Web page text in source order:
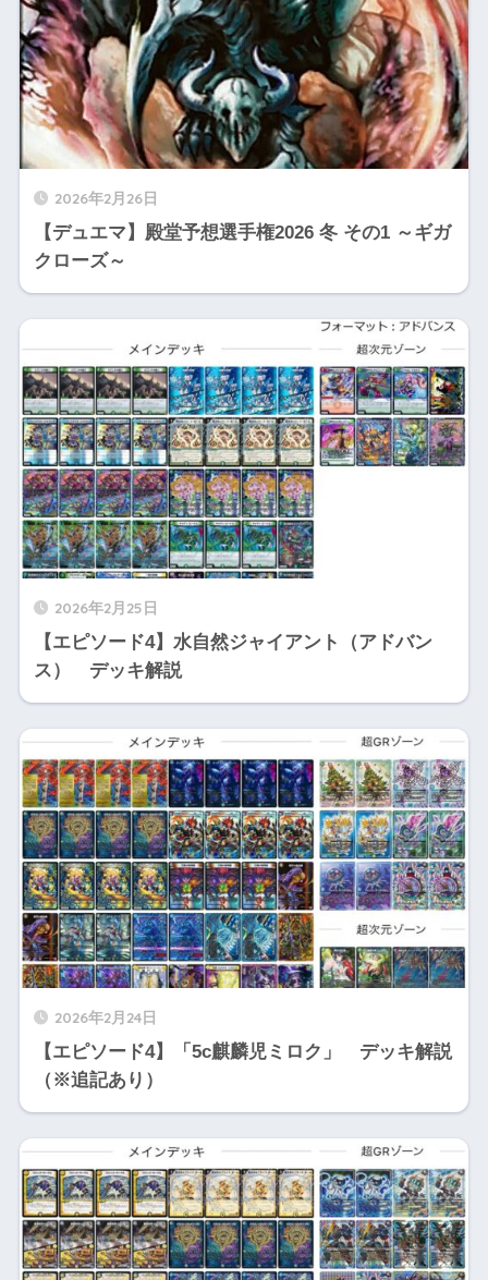
2026年2月26日
【デュエマ】殿堂予想選手権2026 冬 その1 ～ギガ
クローズ～
2026年2月25日
【エピソード4】水自然ジャイアント（アドバン
ス） デッキ解説
2026年2月24日
【エピソード4】「5c麒麟児ミロク」 デッキ解説
（※追記あり）